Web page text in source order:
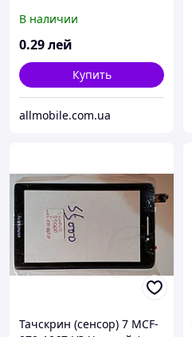
громкости*
В наличии
0.29лей
Купить
allmobile.com.ua
Тачскрин (сенсор) 7 MCF-